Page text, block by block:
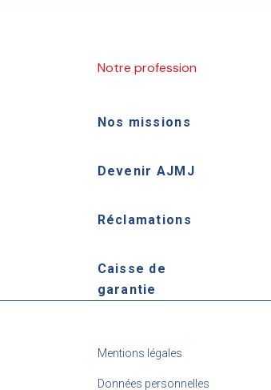
Notre profession
Nos missions
Devenir AJMJ
Réclamations
Caisse de
garantie
Mentions légales
Données personnelles